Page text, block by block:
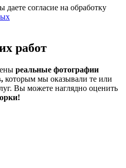
согласие на обработку
работ
реальные фотографии
которым мы оказывали те или
Вы можете наглядно оценить